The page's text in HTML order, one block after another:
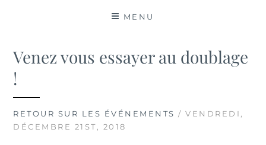
MENU
Venez vous essayer au doublage
!
RETOUR SUR LES ÉVÉNEMENTS / VENDREDI,
DÉCEMBRE 21ST, 2018